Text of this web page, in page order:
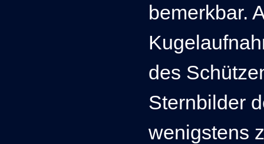
bemerkbar.
des
Sternbilder
wenigstens